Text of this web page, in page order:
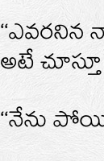
అటే చూస్తూ
‘‘నేను